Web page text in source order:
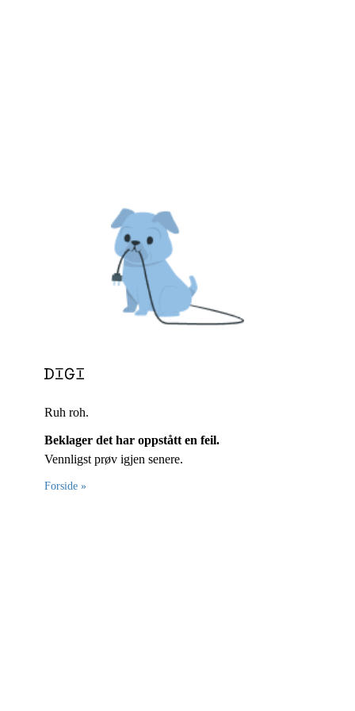
Ruh roh.
Beklager det har oppstått en feil.
Vennligst prøv igjen senere.
Forside »